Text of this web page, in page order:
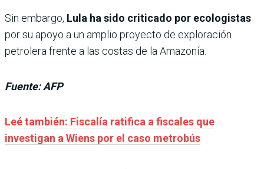
Sin embargo, Lula ha sido criticado por ecologistas
por su apoyo a un amplio proyecto de exploración
petrolera frente a las costas de la Amazonía.
Fuente: AFP
Leé también: Fiscalía ratifica a fiscales que
investigan a Wiens por el caso metrobús